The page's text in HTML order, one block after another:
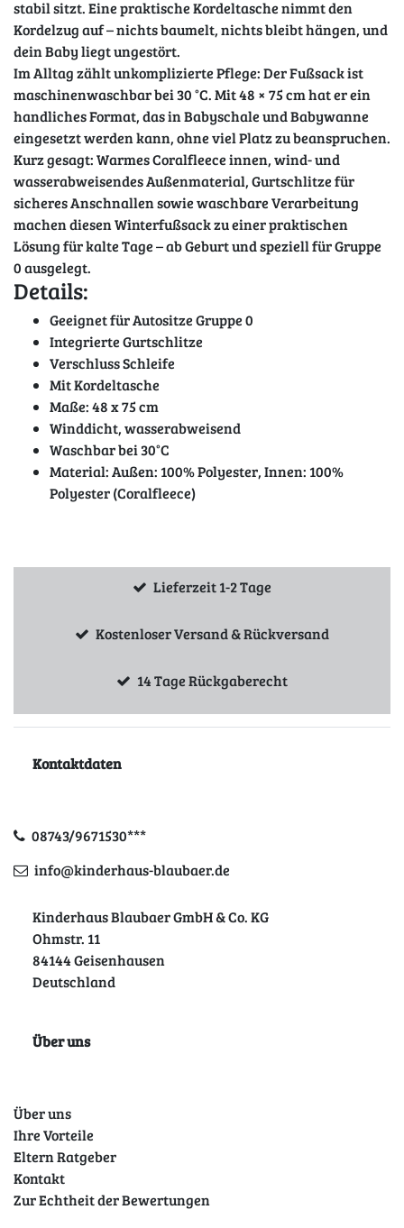
stabil sitzt. Eine praktische Kordeltasche nimmt den
Kordelzug auf – nichts baumelt, nichts bleibt hängen, und
dein Baby liegt ungestört.
Im Alltag zählt unkomplizierte Pflege: Der Fußsack ist
maschinenwaschbar bei 30 °C. Mit 48 × 75 cm hat er ein
handliches Format, das in Babyschale und Babywanne
eingesetzt werden kann, ohne viel Platz zu beanspruchen.
Kurz gesagt: Warmes Coralfleece innen, wind- und
wasserabweisendes Außenmaterial, Gurtschlitze für
sicheres Anschnallen sowie waschbare Verarbeitung
machen diesen Winterfußsack zu einer praktischen
Lösung für kalte Tage – ab Geburt und speziell für Gruppe
0 ausgelegt.
Details:
Geeignet für Autositze Gruppe 0
Integrierte Gurtschlitze
Verschluss Schleife
Mit Kordeltasche
Maße: 48 x 75 cm
Winddicht, wasserabweisend
Waschbar bei 30°C
Material: Außen: 100% Polyester, Innen: 100%
Polyester (Coralfleece)
Lieferzeit 1-2 Tage
Kostenloser Versand & Rückversand
14 Tage Rückgaberecht
Kontaktdaten
08743/9671530***
info@kinderhaus-blaubaer.de
Kinderhaus Blaubaer GmbH & Co. KG
Ohmstr. 11
84144 Geisenhausen
Deutschland
Über uns
Über uns
Ihre Vorteile
Eltern Ratgeber
Kontakt
Zur Echtheit der Bewertungen